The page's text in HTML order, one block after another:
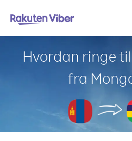
Hvordan ringe
fra